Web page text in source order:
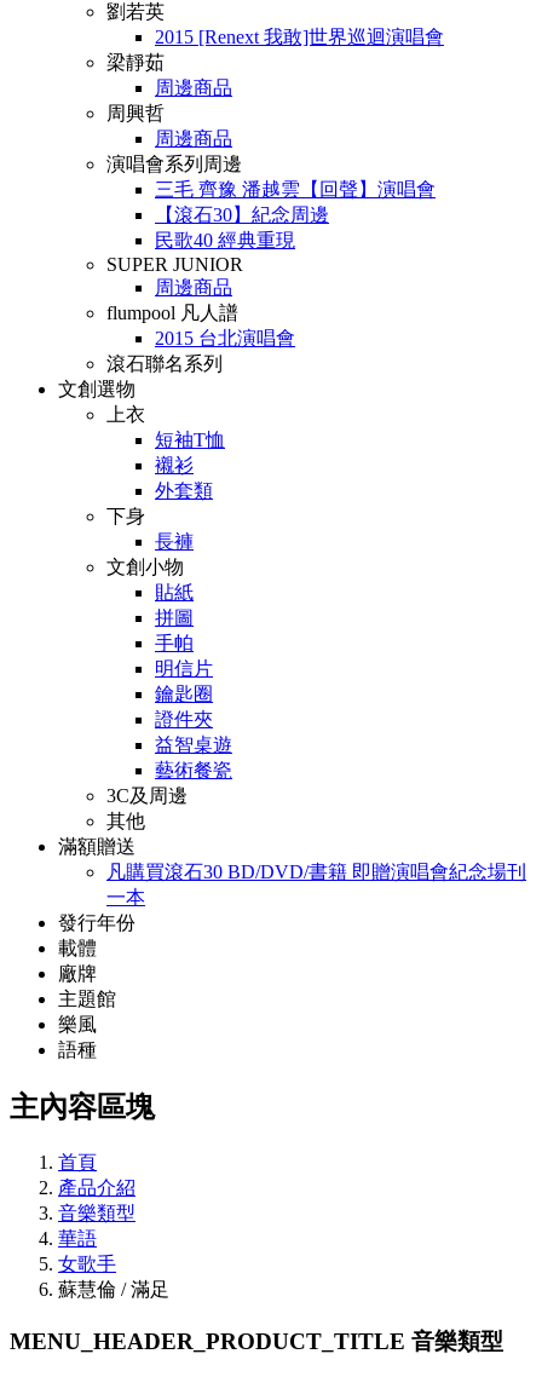
劉若英
2015 [Renext 我敢]世界巡迴演唱會
梁靜茹
周邊商品
周興哲
周邊商品
演唱會系列周邊
三毛 齊豫 潘越雲【回聲】演唱會
【滾石30】紀念周邊
民歌40 經典重現
SUPER JUNIOR
周邊商品
flumpool 凡人譜
2015 台北演唱會
滾石聯名系列
文創選物
上衣
短袖T恤
襯衫
外套類
下身
長褲
文創小物
貼紙
拼圖
手帕
明信片
鑰匙圈
證件夾
益智桌遊
藝術餐瓷
3C及周邊
其他
滿額贈送
凡購買滾石30 BD/DVD/書籍 即贈演唱會紀念場刊
一本
發行年份
載體
廠牌
主題館
樂風
語種
主內容區塊
首頁
產品介紹
音樂類型
華語
女歌手
蘇慧倫 / 滿足
MENU_HEADER_PRODUCT_TITLE 音樂類型